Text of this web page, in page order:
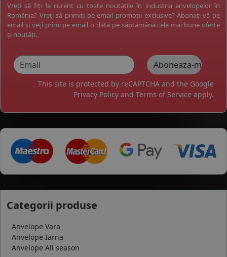
Vreți să fiți la curent cu toate noutățile în industria anvelopelor în
România? Vreți să primiți pe email promoții exclusive? Abonați-vă pe
email și veți primi pe email o dată pe săptămână cele mai bune oferte
și noutăți.
This site is protected by reCAPTCHA and the Google
Privacy Policy and Terms of Service apply.
Categorii produse
Anvelope Vara
Anvelope Iarna
Anvelope All season